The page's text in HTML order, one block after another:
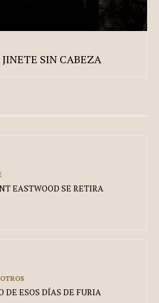
SIN CABEZA
EASTWOOD SE RETIRA
DE ESOS DÍAS DE FURIA